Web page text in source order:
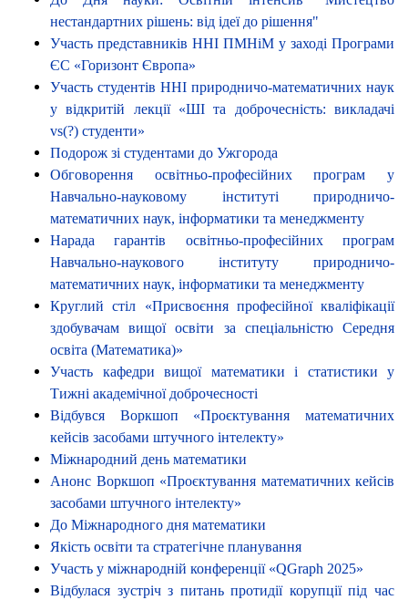
нестандартних рішень: від ідеї до рішення"
Участь представників ННІ ПМНіМ у заході Програми
ЄС «Горизонт Європа»
Участь студентів ННІ природничо-математичних наук
у відкритій лекції «ШІ та доброчесність: викладачі
vs(?) студенти»
Подорож зі студентами до Ужгорода
Обговорення освітньо-професійних програм у
Навчально-науковому інституті природничо-
математичних наук, інформатики та менеджменту
Нарада гарантів освітньо-професійних програм
Навчально-наукового інституту природничо-
математичних наук, інформатики та менеджменту
Круглий стіл «Присвоєння професійної кваліфікації
здобувачам вищої освіти за спеціальністю Середня
освіта (Математика)»
Участь кафедри вищої математики і статистики у
Тижні академічної доброчесності
Відбувся Воркшоп «Проєктування математичних
кейсів засобами штучного інтелекту»
Міжнародний день математики
Анонс Воркшоп «Проєктування математичних кейсів
засобами штучного інтелекту»
До Міжнародного дня математики
Якість освіти та стратегічне планування
Участь у міжнародній конференції «QGraph 2025»
Відбулася зустріч з питань протидії корупції під час